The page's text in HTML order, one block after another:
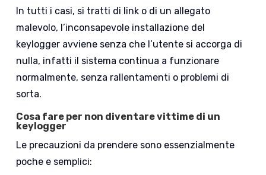
In tutti i casi, si tratti di link o di un allegato
malevolo, l’inconsapevole installazione del
keylogger avviene senza che l’utente si accorga di
nulla, infatti il sistema continua a funzionare
normalmente, senza rallentamenti o problemi di
sorta.
Cosa fare per non diventare vittime di un
keylogger
Le precauzioni da prendere sono essenzialmente
poche e semplici: